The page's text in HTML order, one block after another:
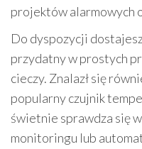
projektów alarmowych
Do dyspozycji
przydatny w prostych
cieczy. Znalazł się
popularny czujnik
świetnie sprawdza się
monitoringu lub